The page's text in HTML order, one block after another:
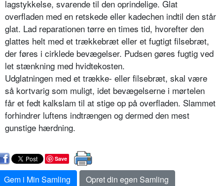
lagstykkelse, svarende til den oprindelige. Glat
overfladen med en retskede eller kadechen indtil den står
glat. Lad reparationen tørre en times tid, hvorefter den
glattes helt med et trækkebræt eller et fugtigt filsebræt,
der føres i cirklede bevægelser. Pudsen gøres fugtig ved
let stænkning med hvidtekosten.
Udglatningen med et trække- eller filsebræt, skal være
så kortvarig som muligt, idet bevægelserne i mørtelen
får et fedt kalkslam til at stige op på overfladen. Slammet
forhindrer luftens indtrængen og dermed den mest
gunstige hærdning.
Save
Gem i Min Samling
Opret din egen Samling